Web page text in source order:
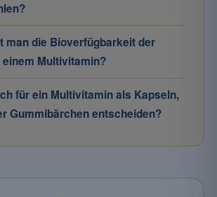
man die Bioverfügbarkeit der
Multivitamin?
für ein Multivitamin als Kapseln,
Gummibärchen entscheiden?